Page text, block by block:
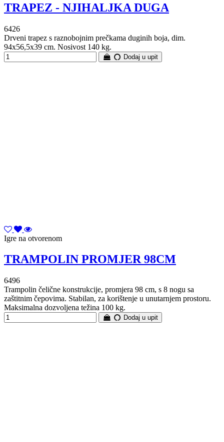
TRAPEZ - NJIHALJKA DUGA
6426
Drveni trapez s raznobojnim prečkama duginih boja, dim.
94x56,5x39 cm. Nosivost 140 kg.
Dodaj u upit
Igre na otvorenom
TRAMPOLIN PROMJER 98CM
6496
Trampolin čelične konstrukcije, promjera 98 cm, s 8 nogu sa
zaštitnim čepovima. Stabilan, za korištenje u unutarnjem prostoru.
Maksimalna dozvoljena težina 100 kg.
Dodaj u upit